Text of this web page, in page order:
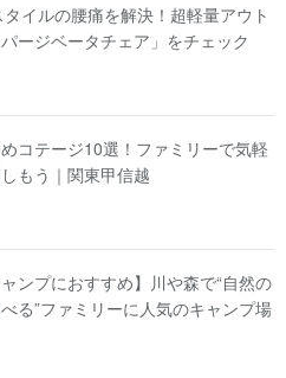
タイルの腰痛を解決！超軽量アウト
ージベータチェア」をチェック
コテージ10選！ファミリーで気軽
もう｜関東甲信越
ンプにおすすめ】川や森で“自然の
る”ファミリーに人気のキャンプ場